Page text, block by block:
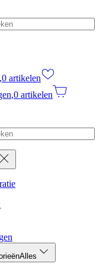
,0 artikelen
,0 artikelen
Alles